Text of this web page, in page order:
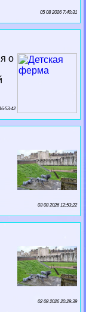
05 08 2026 7:40:31
о
03 08 2026 12:53:22
02 08 2026 20:29:39